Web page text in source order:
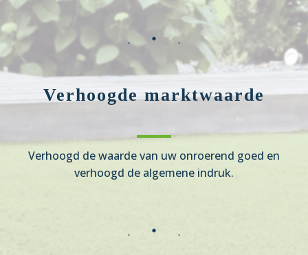
Verhoogde marktwaarde
Verhoogd de waarde van uw onroerend goed en
verhoogd de algemene indruk.